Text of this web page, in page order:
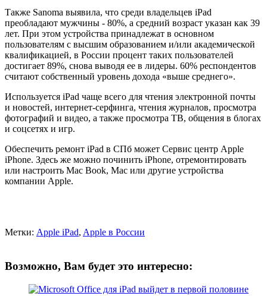
Также Sanoma выявила, что среди владельцев iPad
преобладают мужчины - 80%, а средний возраст указан как 39
лет. При этом устройства принадлежат в основном
пользователям с высшим образованием и/или академической
квалификацией, в России процент таких пользователей
достигает 89%, снова выводя ее в лидеры. 60% респондентов
считают собственный уровень дохода «выше среднего».
Используется iPad чаще всего для чтения электронной почты
и новостей, интернет-серфинга, чтения журналов, просмотра
фотографий и видео, а также просмотра ТВ, общения в блогах
и соцсетях и игр.
Обеспечить ремонт iPad в СПб может Сервис центр Apple
iPhone. Здесь же можно починить iPhone, отремонтировать
или настроить Mac Book, Mac или другие устройства
компании Apple.
Метки: Apple iPad, Apple в России
Возможно, Вам будет это интересно: